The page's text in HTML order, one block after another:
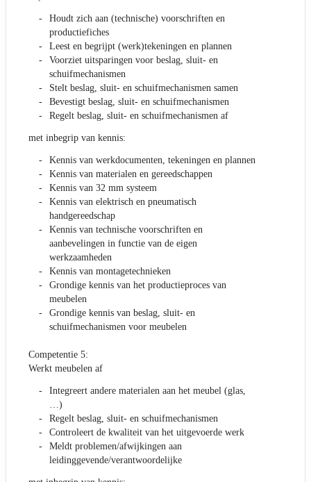
Houdt zich aan (technische) voorschriften en
productiefiches
Leest en begrijpt (werk)tekeningen en plannen
Voorziet uitsparingen voor beslag, sluit- en
schuifmechanismen
Stelt beslag, sluit- en schuifmechanismen samen
Bevestigt beslag, sluit- en schuifmechanismen
Regelt beslag, sluit- en schuifmechanismen af
met inbegrip van kennis:
Kennis van werkdocumenten, tekeningen en plannen
Kennis van materialen en gereedschappen
Kennis van 32 mm systeem
Kennis van elektrisch en pneumatisch
handgereedschap
Kennis van technische voorschriften en
aanbevelingen in functie van de eigen
werkzaamheden
Kennis van montagetechnieken
Grondige kennis van het productieproces van
meubelen
Grondige kennis van beslag, sluit- en
schuifmechanismen voor meubelen
Competentie 5:
Werkt meubelen af
Integreert andere materialen aan het meubel (glas,
…)
Regelt beslag, sluit- en schuifmechanismen
Controleert de kwaliteit van het uitgevoerde werk
Meldt problemen/afwijkingen aan
leidinggevende/verantwoordelijke